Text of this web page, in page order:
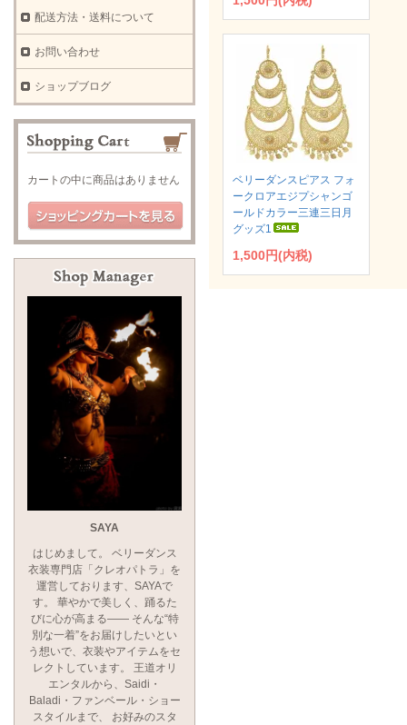
ベリーダンスピアス フォ
ークロアエジプシャンゴ
ールドカラー三連三日月
グッズ1
1,500円(内税)
配送方法・送料について
お問い合わせ
ショップブログ
カートの中に商品はありません
SAYA
はじめまして。 ベリーダンス
衣装専門店「クレオパトラ」を
運営しております、SAYAで
す。 華やかで美しく、踊るた
びに心が高まる―― そんな“特
別な一着”をお届けしたいとい
う想いで、衣装やアイテムをセ
レクトしています。 王道オリ
エンタルから、Saidi・
Baladi・ファンベール・ショー
スタイルまで、 お好みのスタ